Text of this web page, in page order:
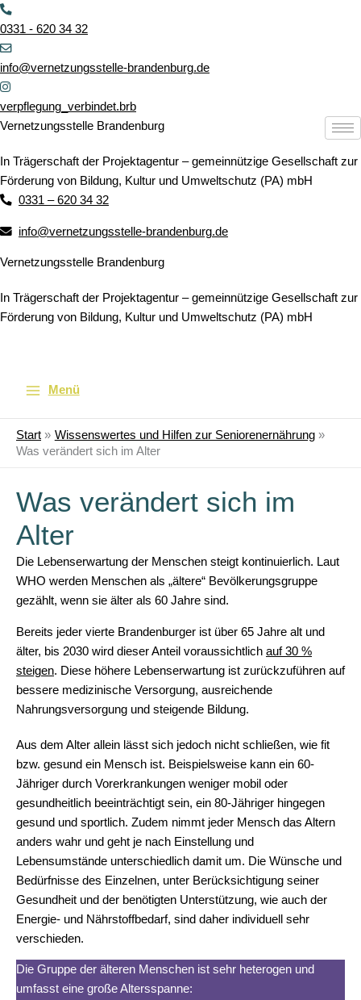
Zum
Inhalt
springen
0331 - 620 34 32
info@vernetzungsstelle-brandenburg.de
verpflegung_verbindet.brb
Vernetzungsstelle Brandenburg
In Trägerschaft der Projektagentur – gemeinnützige Gesellschaft zur
Förderung von Bildung, Kultur und Umweltschutz (PA) mbH
0331 – 620 34 32
info@vernetzungsstelle-brandenburg.de
Vernetzungsstelle Brandenburg
In Trägerschaft der Projektagentur – gemeinnützige Gesellschaft zur
Förderung von Bildung, Kultur und Umweltschutz (PA) mbH
Menü
Start
Wissenswertes und Hilfen zur Seniorenernährung
Was verändert sich im Alter
Was verändert sich im
Alter
Die Lebenserwartung der Menschen steigt kontinuierlich. Laut
WHO werden Menschen als „ältere“ Bevölkerungsgruppe
gezählt, wenn sie älter als 60 Jahre sind.
Bereits jeder vierte Brandenburger ist über 65 Jahre alt und
älter, bis 2030 wird dieser Anteil voraussichtlich auf 30 %
steigen. Diese höhere Lebenserwartung ist zurückzuführen auf
bessere medizinische Versorgung, ausreichende
Nahrungsversorgung und steigende Bildung.
Aus dem Alter allein lässt sich jedoch nicht schließen, wie fit
bzw. gesund ein Mensch ist. Beispielsweise kann ein 60-
Jähriger durch Vorerkrankungen weniger mobil oder
gesundheitlich beeinträchtigt sein, ein 80-Jähriger hingegen
gesund und sportlich. Zudem nimmt jeder Mensch das Altern
anders wahr und geht je nach Einstellung und
Lebensumstände unterschiedlich damit um. Die Wünsche und
Bedürfnisse des Einzelnen, unter Berücksichtigung seiner
Gesundheit und der benötigten Unterstützung, wie auch der
Energie- und Nährstoffbedarf, sind daher individuell sehr
verschieden.
Die Gruppe der älteren Menschen ist sehr heterogen und
umfasst eine große Altersspanne: